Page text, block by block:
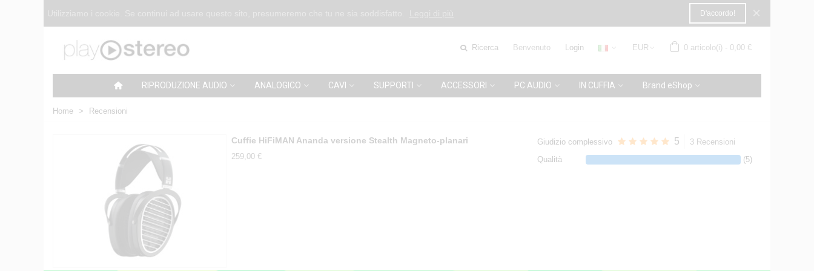
D'accordo!
Ricerca Benvenuto Login EUR 0 articolo(i) - 0,00 €
RIPRODUZIONE AUDIO ANALOGICO CAVI SUPPORTI ACCESSORI PC AUDIO IN CUFFIA Brand eShop
Home > Recensioni
Cuffie HiFiMAN Ananda versione Stealth Magneto-planari
259,00 €
Giudizio complessivo 5
3 Recensioni
Qualità
(5)